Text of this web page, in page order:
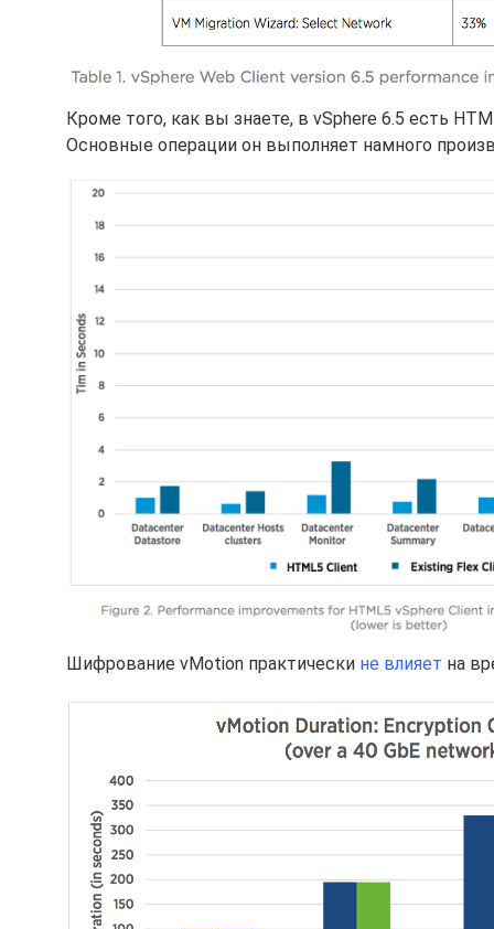
Кроме того, как вы знаете, в vSphere 6.5 есть
Основные операции он выполняет намного
Шифрование vMotion практически не влияет на